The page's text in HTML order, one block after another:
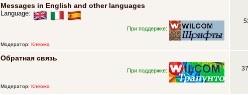
Messages in English and other languages
Language:
При поддержке:
Модератор: Клеома
Обратная связь
При поддержке:
Модератор: Клеома